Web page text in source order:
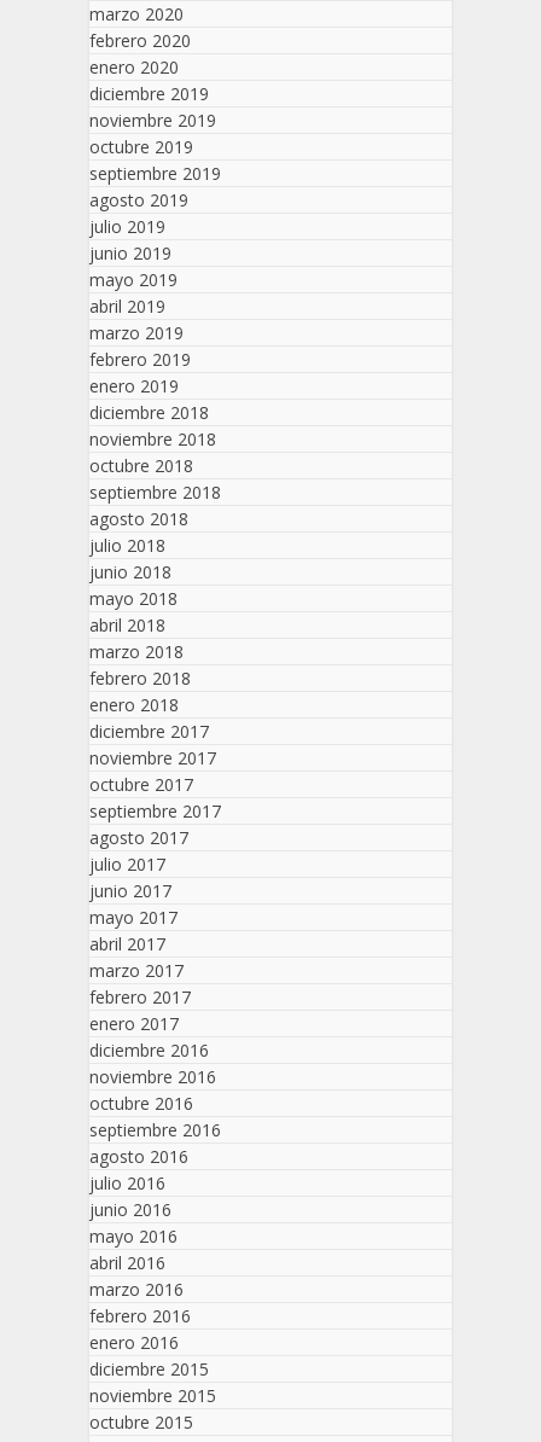
marzo 2020
febrero 2020
enero 2020
diciembre 2019
noviembre 2019
octubre 2019
septiembre 2019
agosto 2019
julio 2019
junio 2019
mayo 2019
abril 2019
marzo 2019
febrero 2019
enero 2019
diciembre 2018
noviembre 2018
octubre 2018
septiembre 2018
agosto 2018
julio 2018
junio 2018
mayo 2018
abril 2018
marzo 2018
febrero 2018
enero 2018
diciembre 2017
noviembre 2017
octubre 2017
septiembre 2017
agosto 2017
julio 2017
junio 2017
mayo 2017
abril 2017
marzo 2017
febrero 2017
enero 2017
diciembre 2016
noviembre 2016
octubre 2016
septiembre 2016
agosto 2016
julio 2016
junio 2016
mayo 2016
abril 2016
marzo 2016
febrero 2016
enero 2016
diciembre 2015
noviembre 2015
octubre 2015